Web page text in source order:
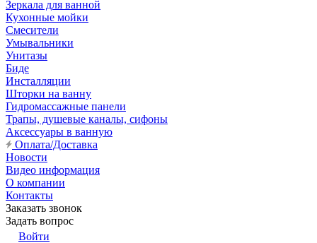
Зеркала для ванной
Кухонные мойки
Смесители
Умывальники
Унитазы
Биде
Инсталляции
Шторки на ванну
Гидромассажные панели
Трапы, душевые каналы, сифоны
Аксессуары в ванную
Оплата/Доставка
Новости
Видео информация
О компании
Контакты
Заказать звонок
Задать вопрос
Войти